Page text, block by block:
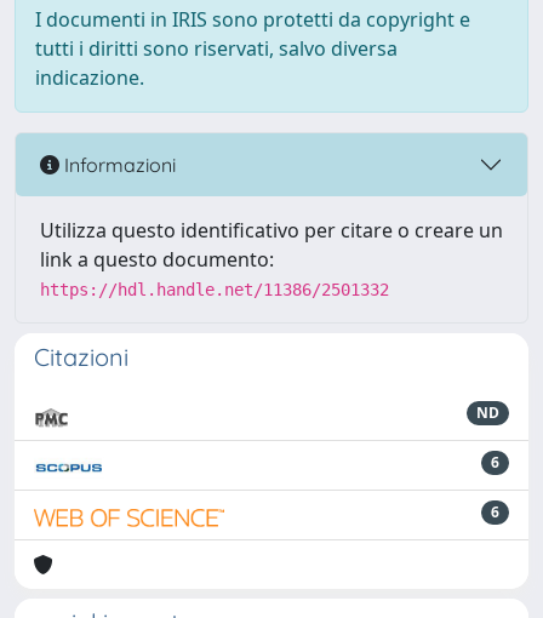
I documenti in IRIS sono protetti da copyright e
tutti i diritti sono riservati, salvo diversa
indicazione.
Informazioni
Utilizza questo identificativo per citare o creare un
link a questo documento:
https://hdl.handle.net/11386/2501332
Citazioni
ND
6
6